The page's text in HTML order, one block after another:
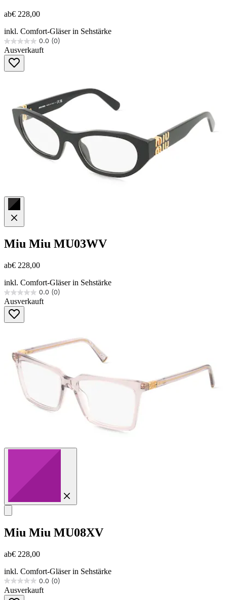
ab€ 228,00
inkl. Comfort-Gläser in Sehstärke
0.0 (0)
0.0
von
Sternen.
Ausverkauft
Miu Miu MU03WV
ab€ 228,00
inkl. Comfort-Gläser in Sehstärke
0.0 (0)
0.0
von
Sternen.
Ausverkauft
Miu Miu MU08XV
ab€ 228,00
inkl. Comfort-Gläser in Sehstärke
0.0 (0)
0.0
von
Ausverkauft